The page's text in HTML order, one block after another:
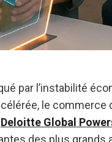
par l’instabilité
le commerce
Deloitte Global
des plus grands